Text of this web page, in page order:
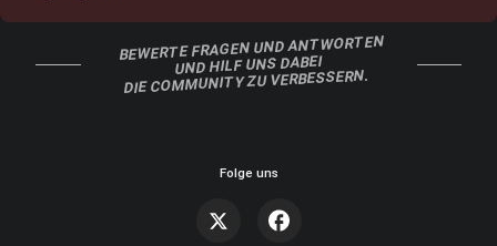
BEWERTE FRAGEN UND ANTWORTEN
UND HILF UNS DABEI
DIE COMMUNITY ZU VERBESSERN.
Folge uns